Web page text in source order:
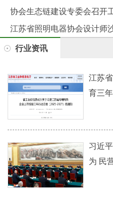
协会生态链建设专委会召开
江苏省照明电器协会设计师
行业资讯
江苏
育三
习近
为 民